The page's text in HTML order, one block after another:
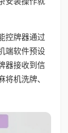
控牌器通过
端软件预设
器接收到信
机洗牌、